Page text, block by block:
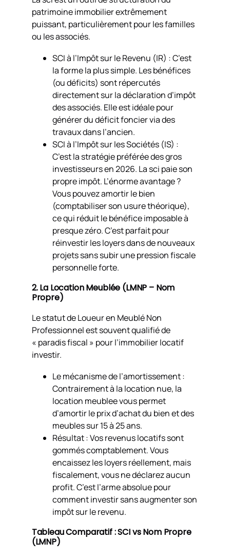
patrimoine immobilier extrêmement
puissant, particulièrement pour les familles
ou les associés.
SCI à l’Impôt sur le Revenu (IR) : C’est
la forme la plus simple. Les bénéfices
(ou déficits) sont répercutés
directement sur la déclaration d’impôt
des associés. Elle est idéale pour
générer du déficit foncier via des
travaux dans l’ancien.
SCI à l’Impôt sur les Sociétés (IS) :
C’est la stratégie préférée des gros
investisseurs en 2026. La sci paie son
propre impôt. L’énorme avantage ?
Vous pouvez amortir le bien
(comptabiliser son usure théorique),
ce qui réduit le bénéfice imposable à
presque zéro. C’est parfait pour
réinvestir les loyers dans de nouveaux
projets sans subir une pression fiscale
personnelle forte.
2. La Location Meublée (LMNP – Nom
Propre)
Le statut de Loueur en Meublé Non
Professionnel est souvent qualifié de
« paradis fiscal » pour l’immobilier locatif
investir.
Le mécanisme de l’amortissement :
Contrairement à la location nue, la
location meublee vous permet
d’amortir le prix d’achat du bien et des
meubles sur 15 à 25 ans.
Résultat : Vos revenus locatifs sont
gommés comptablement. Vous
encaissez les loyers réellement, mais
fiscalement, vous ne déclarez aucun
profit. C’est l’arme absolue pour
comment investir sans augmenter son
impôt sur le revenu.
Tableau Comparatif : SCI vs Nom Propre
(LMNP)